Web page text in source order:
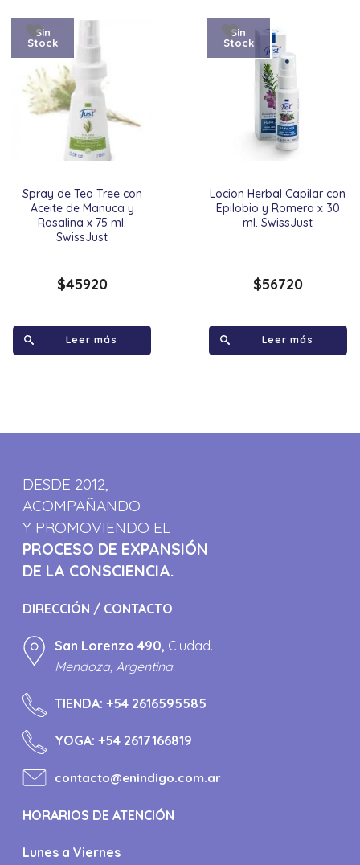
Spray de Tea Tree con
Aceite de Manuca y
Rosalina x 75 ml.
SwissJust
Sin
Stock
$45920
Leer más
Locion Herbal Capilar con
Epilobio y Romero x 30
ml. SwissJust
Sin
Stock
$56720
Leer más
DESDE 2012,
ACOMPAÑANDO
Y PROMOVIENDO EL
PROCESO DE EXPANSIÓN
DE LA CONSCIENCIA.
DIRECCIÓN / CONTACTO
San Lorenzo 490, Ciudad.
Mendoza, Argentina.
TIENDA:+54 2616595585
YOGA:+54 2617166819
contacto@enindigo.com.ar
HORARIOS DE ATENCIÓN
Lunes a Viernes